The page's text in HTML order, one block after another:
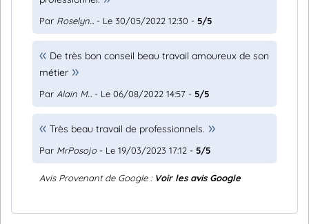
Par Roselyn... - Le 30/05/2022 12:30 - 5/5
De très bon conseil beau travail amoureux de son
métier
Par Alain M... - Le 06/08/2022 14:57 - 5/5
Très beau travail de professionnels.
Par MrPosojo- Le 19/03/2023 17:12 - 5/5
Avis Provenant de Google : Voir les avis Google